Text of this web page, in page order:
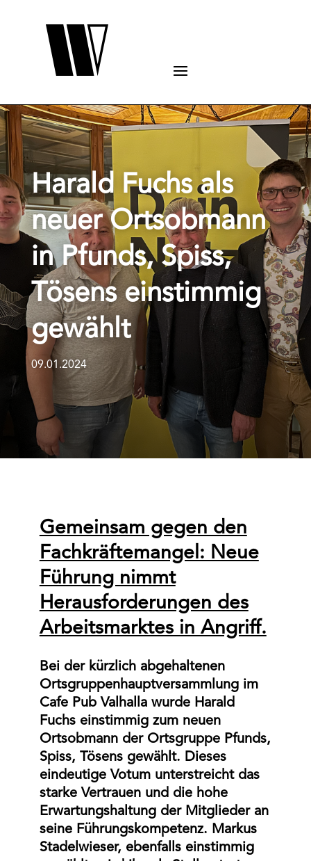
Harald Fuchs als
neuer Ortsobmann
in Pfunds, Spiss,
Tösens einstimmig
gewählt
09.01.2024
Gemeinsam gegen den
Fachkräftemangel: Neue
Führung nimmt
Herausforderungen des
Arbeitsmarktes in Angriff.
Bei der kürzlich abgehaltenen
Ortsgruppenhauptversammlung im
Cafe Pub Valhalla wurde Harald
Fuchs einstimmig zum neuen
Ortsobmann der Ortsgruppe Pfunds,
Spiss, Tösens gewählt. Dieses
eindeutige Votum unterstreicht das
starke Vertrauen und die hohe
Erwartungshaltung der Mitglieder an
seine Führungskompetenz. Markus
Stadelwieser, ebenfalls einstimmig